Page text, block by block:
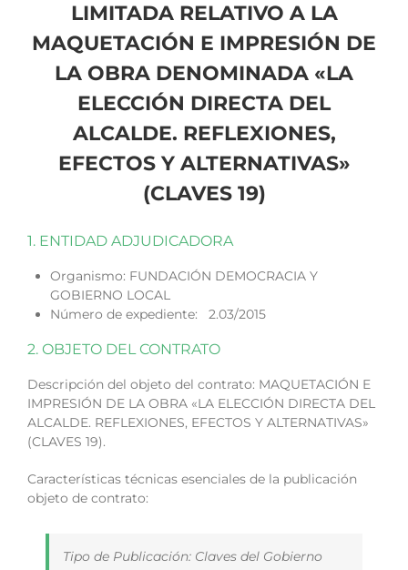
LIMITADA RELATIVO A LA
MAQUETACIÓN E IMPRESIÓN DE
LA OBRA DENOMINADA «LA
ELECCIÓN DIRECTA DEL
ALCALDE. REFLEXIONES,
EFECTOS Y ALTERNATIVAS»
(CLAVES 19)
1. ENTIDAD ADJUDICADORA
Organismo: FUNDACIÓN DEMOCRACIA Y
GOBIERNO LOCAL
Número de expediente: 2.03/2015
2. OBJETO DEL CONTRATO
Descripción del objeto del contrato: MAQUETACIÓN E
IMPRESIÓN DE LA OBRA «LA ELECCIÓN DIRECTA DEL
ALCALDE. REFLEXIONES, EFECTOS Y ALTERNATIVAS»
(CLAVES 19).
Características técnicas esenciales de la publicación
objeto de contrato:
Tipo de Publicación: Claves del Gobierno